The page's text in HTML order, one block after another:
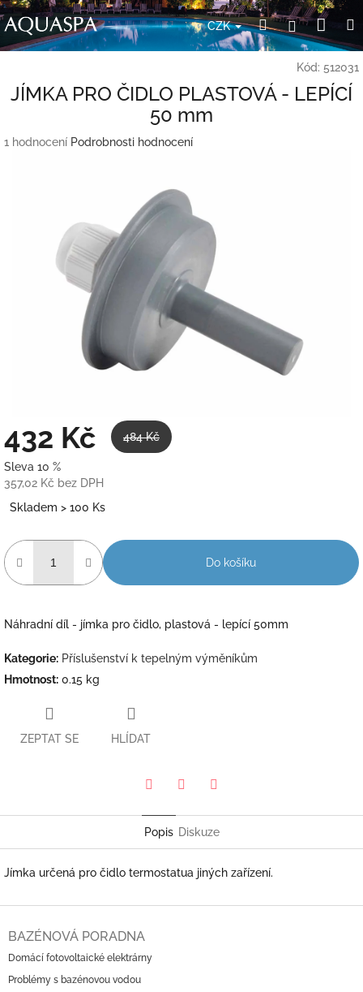
Přejít
na
obsah
CZK HledatPřihlášení
Kód: 512031
JÍMKA PRO ČIDLO PLASTOVÁ - LEPÍCÍ
50 mm
Průměrné
hvězdiček.
1 hodnocení Podrobnosti hodnocení
432 Kč 484 Kč
Sleva 10 %
357,02 Kč bez DPH
cena:
Skladem > 100 Ks
Do košíku
Náhradní díl - jímka pro čidlo, plastová - lepící 50mm
Kategorie: Příslušenství k tepelným výměníkům
Hmotnost: 0.15 kg
ZEPTAT SE HLÍDAT
Popis Diskuze
Jímka určená pro čidlo termostatua jiných zařízení.
BAZÉNOVÁ PORADNA
Domácí fotovoltaické elektrárny
Problémy s bazénovou vodou